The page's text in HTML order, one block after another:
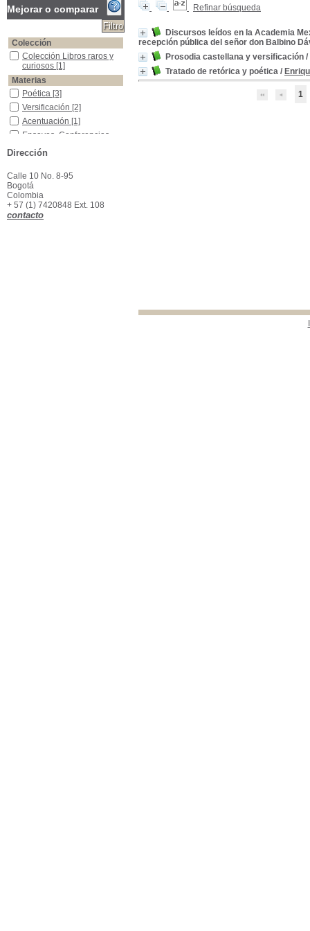
Refinar búsqueda
Discursos leídos en la Academia
recepción pública del señor don Balbino
Prosodia castellana y versificación /
Tratado de retórica y poética /
1
Mejorar o comparar
Colección
Colección Libros raros y curiosos
Colección Libros raros y
curiosos [1]
Materias
PoéticaPoética [3]
Versificación
Versificación [2]
Acentuación
Acentuación [1]
Ensayos, Conferencias, Etc.
Ensayos, Conferencias,
Español -Retórica
Español -Retórica
Latín -Rima
Latín -Rima[1]
Dirección
Calle 10 No. 8-95
Bogotá
Colombia
+ 57 (1) 7420848 Ext. 108
contacto